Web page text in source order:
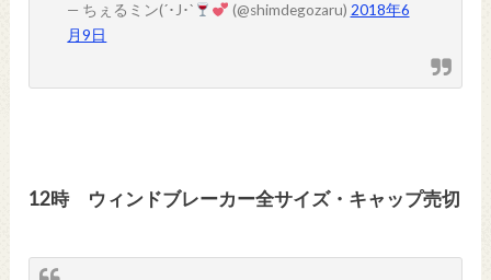
— ちぇるミン(´･J･` (@shimdegozaru) 2018年6
月9日
12時 ウィンドブレーカー全サイズ・キャップ売切